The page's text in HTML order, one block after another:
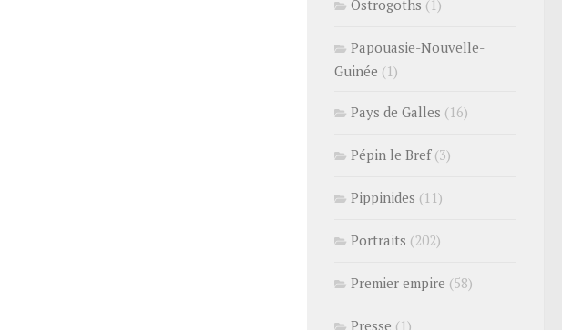
Ostrogoths (1)
Papouasie-Nouvelle-
Guinée (1)
Pays de Galles (16)
Pépin le Bref(3)
Pippinides (11)
Portraits (202)
Premier empire (58)
Presse (1)